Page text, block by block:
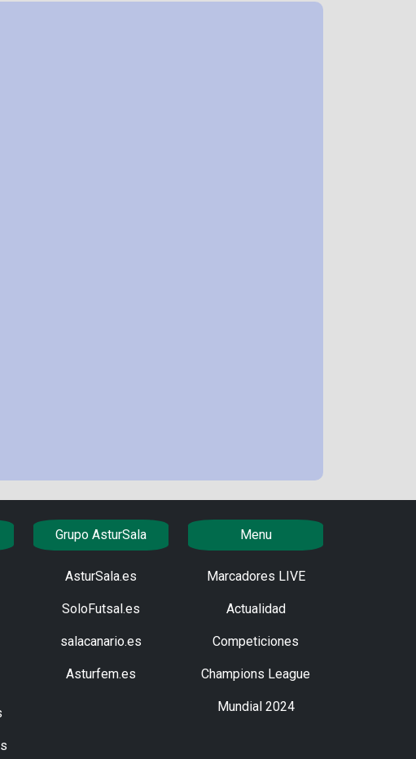
Grupo AsturSala
AsturSala.es
SoloFutsal.es
salacanario.es
Asturfem.es
Menu
Marcadores LIVE
Actualidad
Competiciones
Champions League
Mundial 2024